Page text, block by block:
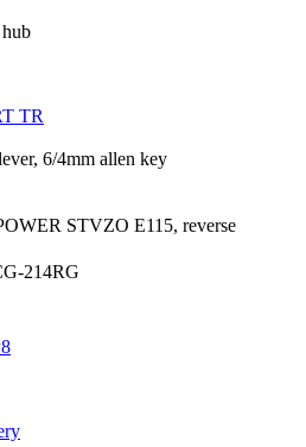
TR
6/4mm allen key
STVZO E115, reverse
214RG